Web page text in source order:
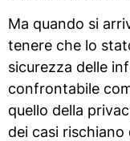
Ma quando si
tenere che lo
sicurezza delle
confrontabile
quello della
dei casi